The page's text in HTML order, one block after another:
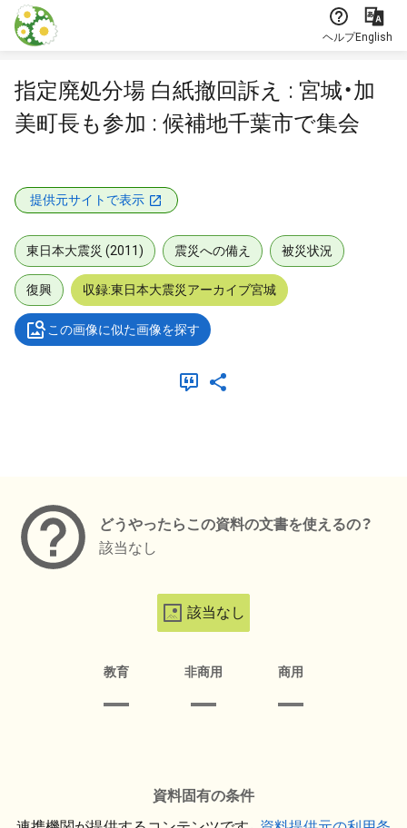
本文に飛ぶ
ヘルプEnglish
指定廃処分場 白紙撤回訴え : 宮城・加
美町長も参加 : 候補地千葉市で集会
提供元サイトで表示
東日本大震災 (2011) 震災への備え 被災状況
復興 収録:東日本大震災アーカイブ宮城
この画像に似た画像を探す
どうやったらこの資料の文書を使えるの？
該当なし
該当なし
教育 非商用 商用
資料固有の条件